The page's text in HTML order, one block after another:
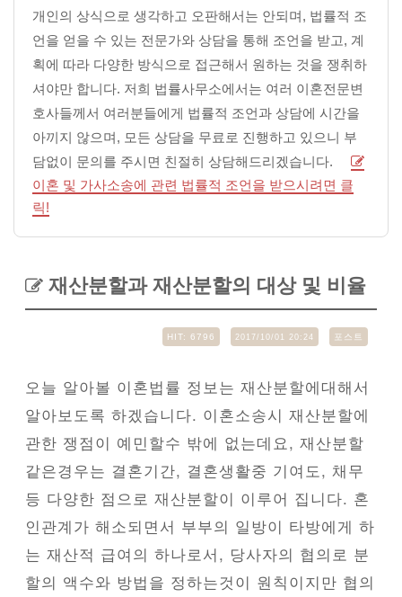
개인의 상식으로 생각하고 오판해서는 안되며, 법률적 조
언을 얻을 수 있는 전문가와 상담을 통해 조언을 받고, 계
획에 따라 다양한 방식으로 접근해서 원하는 것을 쟁취하
셔야만 합니다. 저희 법률사무소에서는 여러 이혼전문변
호사들께서 여러분들에게 법률적 조언과 상담에 시간을
아끼지 않으며, 모든 상담을 무료로 진행하고 있으니 부
담없이 문의를 주시면 친절히 상담해드리겠습니다.
이혼 및 가사소송에 관련 법률적 조언을 받으시려면 클
릭!
재산분할과 재산분할의 대상 및 비율
HIT: 6796 2017/10/01 20:24 포스트
오늘 알아볼 이혼법률 정보는 재산분할에대해서
알아보도록 하겠습니다. 이혼소송시 재산분할에
관한 쟁점이 예민할수 밖에 없는데요, 재산분할
같은경우는 결혼기간, 결혼생활중 기여도, 채무
등 다양한 점으로 재산분할이 이루어 집니다. 혼
인관계가 해소되면서 부부의 일방이 타방에게 하
는 재산적 급여의 하나로서, 당사자의 협의로 분
할의 액수와 방법을 정하는것이 원칙이지만 협의